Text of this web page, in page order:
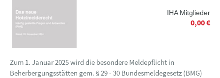
IHA Mitglieder
0,00 €
Zum 1. Januar 2025 wird die besondere Meldepflicht in
Beherbergungsstätten gem. § 29 - 30 Bundesmeldegesetz (BMG)